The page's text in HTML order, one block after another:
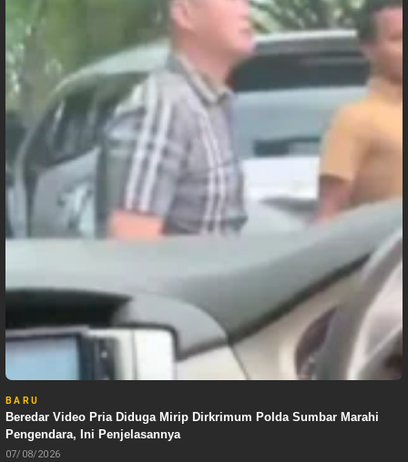
BARU
Beredar Video Pria Diduga Mirip Dirkrimum Polda Sumbar Marahi
Pengendara, Ini Penjelasannya
07/08/2026